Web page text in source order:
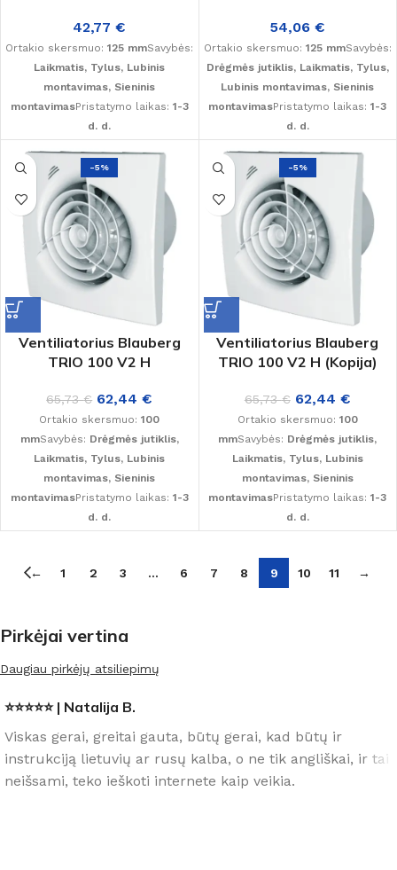
42,77€
Ortakio skersmuo:125 mmSavybės:
Laikmatis, Tylus, Lubinis
montavimas, Sieninis
montavimasPristatymo laikas: 1-3
d. d.
54,06€
Ortakio skersmuo: 125 mmSavybės:
Drėgmės jutiklis, Laikmatis, Tylus,
Lubinis montavimas, Sieninis
montavimasPristatymo laikas:1-3
d. d.
-5%
Ventiliatorius Blauberg
TRIO 100 V2 H
65,73€ 62,44€
Ortakio skersmuo:100
mmSavybės: Drėgmės jutiklis,
Laikmatis, Tylus, Lubinis
montavimas, Sieninis
montavimasPristatymo laikas: 1-3
d. d.
-5%
Ventiliatorius Blauberg
TRIO 100 V2 H (Kopija)
65,73€ 62,44 €
Ortakio skersmuo: 100
mmSavybės: Drėgmės jutiklis,
Laikmatis, Tylus, Lubinis
montavimas, Sieninis
montavimasPristatymo laikas:1-3
d. d.
← 1 2 3 … 6 7 8 9 10 11 →
Pirkėjai vertina
Daugiau pirkėjų atsiliepimų
⭐⭐⭐⭐⭐ | Natalija B.
Viskas gerai, greitai gauta, būtų gerai, kad būtų ir
instrukciją lietuvių ar rusų kalba, o ne tik angliškai, ir tai
neišsami, teko ieškoti internete kaip veikia.